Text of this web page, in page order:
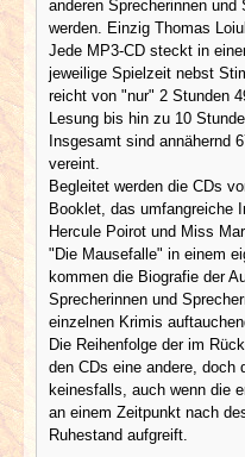
anderen Sprecherinnen
werden. Einzig Thomas
Jede MP3-CD steckt in
jeweilige Spielzeit nebst
reicht von "nur" 2 Stunden
Lesung bis hin zu 10
Insgesamt sind annähernd
vereint.
Begleitet werden die CDs
Booklet, das umfangreiche
Hercule Poirot und Miss
"Die Mausefalle" in einem
kommen die Biografie der
Sprecherinnen und
einzelnen Krimis
Die Reihenfolge der im
den CDs eine andere, doch
keinesfalls, auch wenn die
an einem Zeitpunkt nach
Ruhestand aufgreift.